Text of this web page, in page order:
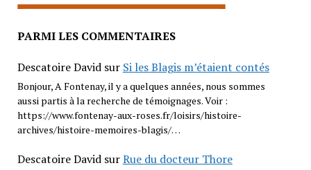
PARMI LES COMMENTAIRES
Descatoire Davidsur Si les Blagis m’étaient contés
Bonjour, A Fontenay, il y a quelques années, nous sommes
aussi partis à la recherche de témoignages. Voir :
https://www.fontenay-aux-roses.fr/loisirs/histoire-
archives/histoire-memoires-blagis/…
Descatoire DavidsurRue du docteur Thore